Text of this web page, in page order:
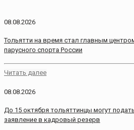
08.08.2026
Тольятти на время стал главным
парусного спорта России
Читать далее
08.08.2026
До 15 октября тольяттинцы могут подать
заявление в кадровый резерв